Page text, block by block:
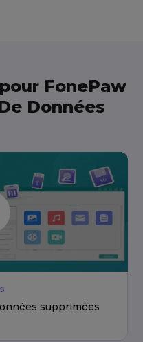
FonePaw
Données
supprimées